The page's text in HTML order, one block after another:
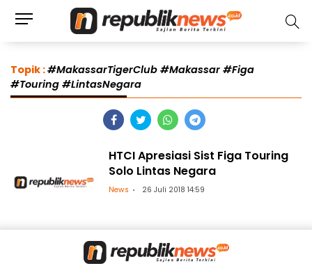
Topik :#MakassarTigerClub #Makassar #Figa
#Touring #LintasNegara
HTCI Apresiasi Sist Figa Touring
Solo Lintas Negara
News 26 Juli 2018 14:59